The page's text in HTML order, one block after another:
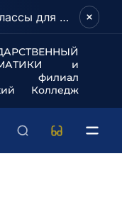
Обучающие курсы и мастер-классы для школьников и абитуриентов!
и
филиал
Колледж